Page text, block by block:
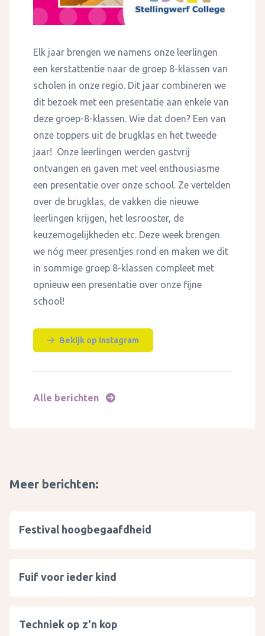
Elk jaar brengen we namens onze leerlingen
een kerstattentie naar de groep 8-klassen van
scholen in onze regio. Dit jaar combineren we
dit bezoek met een presentatie aan enkele van
deze groep-8-klassen. Wie dat doen? Een van
onze toppers uit de brugklas en het tweede
jaar! Onze leerlingen werden gastvrij
ontvangen en gaven met veel enthousiasme
een presentatie over onze school. Ze vertelden
over de brugklas, de vakken die nieuwe
leerlingen krijgen, het lesrooster, de
keuzemogelijkheden etc. Deze week brengen
we nóg meer presentjes rond en maken we dit
in sommige groep 8-klassen compleet met
opnieuw een presentatie over onze fijne
school!
Bekijk op Instagram
Alle berichten
Meer berichten:
Festival hoogbegaafdheid
Fuif voor ieder kind
Techniek op z'n kop